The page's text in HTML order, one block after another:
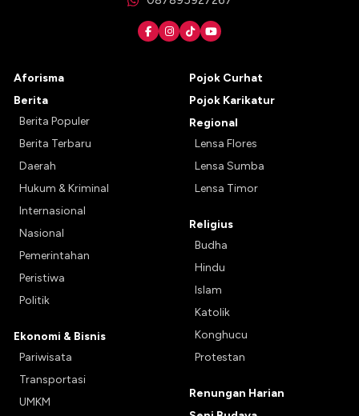
Aforisma
Berita
Berita Populer
Berita Terbaru
Daerah
Hukum & Kriminal
Internasional
Nasional
Pemerintahan
Peristiwa
Politik
Ekonomi & Bisnis
Pariwisata
Transportasi
UMKM
Pojok Curhat
Pojok Karikatur
Regional
Lensa Flores
Lensa Sumba
Lensa Timor
Religius
Budha
Hindu
Islam
Katolik
Konghucu
Protestan
Renungan Harian